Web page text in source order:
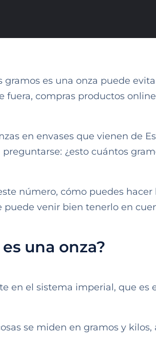
es una onza puede
fuera, compras productos
en envases que vienen de
¿esto cuántos
número, cómo puedes hacer
venir bien tenerlo en
una onza?
en el sistema imperial, que es
se miden en gramos y kilos,